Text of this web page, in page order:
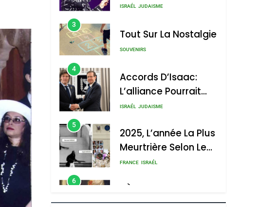
Tout Sur La Nostalgie
4
Accords D’Isaac:
S’étendre À 13 Pays
D’Amérique Latine
ISRAÉL JUDAISME
5
2025, L’année La Plus
Rapport D’ADL
Contre
L’antisémitisme
FRANCE ISRAÉL
6
FIÈRE, DIGNE ET
POURQUOI JE
REVENDIQUE MA